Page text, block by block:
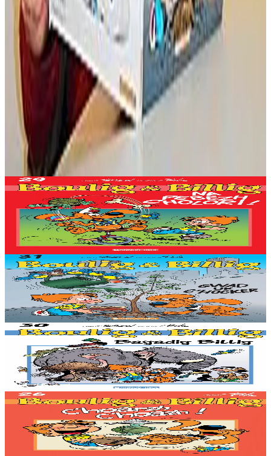
Produioù liammet gant ar post-mañ
Bannoù-heol
Na pebezh cholori !
8,62 €
Gwelet
Prenañ
Stok diviet
Bannoù-heol
Gwad ur c'hocker
Stok diviet
Stok diviet
Bannoù-heol
Bagadig Billig
Stok diviet
Stok diviet
Bannoù-heol
C'hoarzh c'hoazh !
Stok diviet